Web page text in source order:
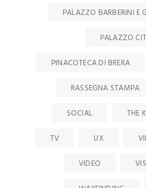
PALAZZO BARBERINI E
PALAZZO
PINACOTECA DI BRERA
RASSEGNA STAMPA
SOCIAL
THE
TV
UX
VIDEO